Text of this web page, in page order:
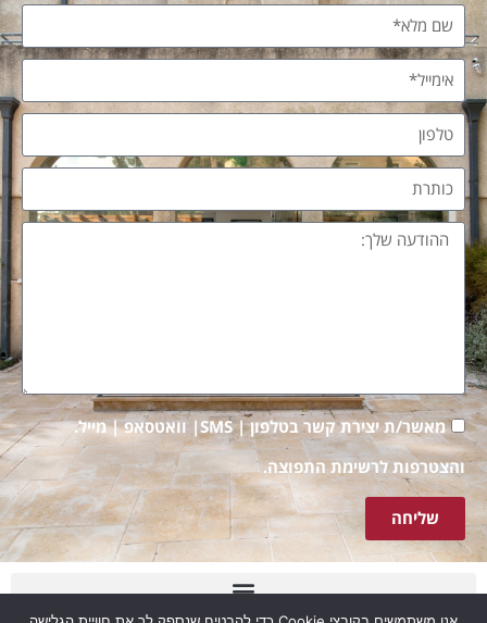
מאשר/ת יצירת קשר בטלפון | SMS| וואטסאפ | מייל.
והצטרפות לרשימת התפוצה.
שליחה